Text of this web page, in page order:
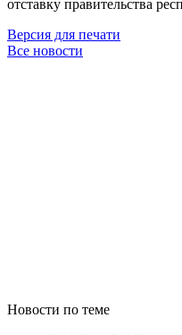
отставку правительства
Версия для печати
Все новости
Новости по теме